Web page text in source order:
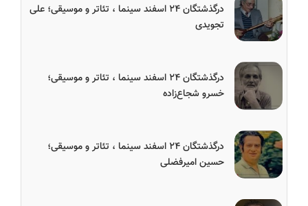
درگذشتگان ۲۴ اسفند سینما ، تئاتر و موسیقی؛ علی
تجویدی
درگذشتگان ۲۴ اسفند سینما ، تئاتر و موسیقی؛
خسرو شجاع‌زاده
درگذشتگان ۲۴ اسفند سینما ، تئاتر و موسیقی؛
حسین امیرفضلی